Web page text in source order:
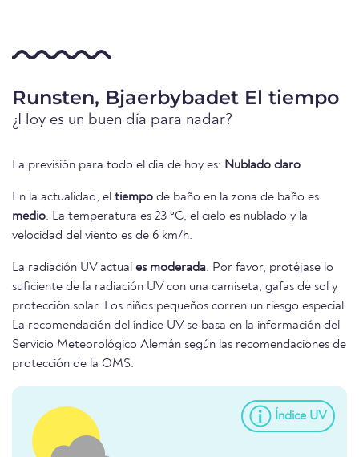
Runsten, Bjaerbybadet El tiempo
¿Hoy es un buen día para nadar?
La previsión para todo el día de hoy es: Nublado claro
En la actualidad, el tiempo de baño en la zona de baño es
medio. La temperatura es 23 °C, el cielo es nublado y la
velocidad del viento es de 6 km/h.
La radiación UV actual es moderada. Por favor, protéjase lo
suficiente de la radiación UV con una camiseta, gafas de sol y
protección solar. Los niños pequeños corren un riesgo especial.
La recomendación del índice UV se basa en la información del
Servicio Meteorológico Alemán según las recomendaciones de
protección de la OMS.
Índice UV